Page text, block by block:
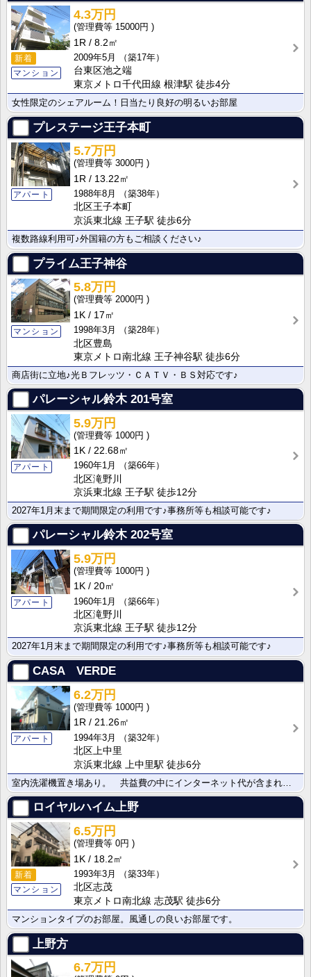
新着
マンション
4.3万円
15000円
1R
8.2㎡
2009年5月
（築17年）
台東区池之端
東京メトロ千代田線 根津駅 徒歩4分
女性限定のシェアルーム！日当たり良好の明るいお部屋
プレステージ王子本町
アパート
5.7万円
3000円
1R
13.22㎡
1988年8月
（築38年）
北区王子本町
京浜東北線 王子駅 徒歩6分
複数路線利用可♪外国籍の方もご相談ください♪
プライム王子神谷
マンション
5.8万円
2000円
1K
17㎡
1998年3月
（築28年）
北区豊島
東京メトロ南北線 王子神谷駅 徒歩6分
商店街に立地♪光Ｂフレッツ・ＣＡＴＶ・ＢＳ対応です♪
パレーシャル鈴木201号室
アパート
5.9万円
1000円
1K
22.68㎡
1960年1月
（築66年）
北区滝野川
京浜東北線 王子駅 徒歩12分
2027年1月末まで期間限定の利用です♪事務所等も相談可能です♪
パレーシャル鈴木202号室
アパート
5.9万円
1000円
1K
20㎡
1960年1月
（築66年）
北区滝野川
京浜東北線 王子駅 徒歩12分
2027年1月末まで期間限定の利用です♪事務所等も相談可能です♪
CASA VERDE
アパート
6.2万円
1000円
1R
21.26㎡
1994年3月
（築32年）
北区上中里
京浜東北線 上中里駅 徒歩6分
ロイヤルハイム上野
新着
マンション
6.5万円
0円
1K
18.2㎡
1993年3月
（築33年）
北区志茂
東京メトロ南北線 志茂駅 徒歩6分
マンションタイプのお部屋。風通しの良いお部屋です。
上野方
6.7万円